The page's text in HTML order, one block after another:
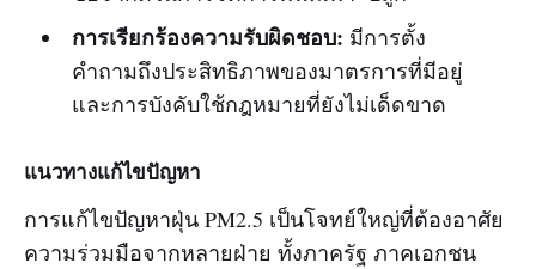
การเรียกร้องความรับผิดชอบ: มีการตั้ง
คำถามถึงประสิทธิภาพของมาตรการที่มีอยู่
และการบังคับใช้กฎหมายที่ยังไม่เด็ดขาด
แนวทางแก้ไขปัญหา
การแก้ไขปัญหาฝุ่น PM2.5 เป็นโจทย์ใหญ่ที่ต้องอาศัย
ความร่วมมือจากหลายฝ่าย ทั้งภาครัฐ ภาคเอกชน